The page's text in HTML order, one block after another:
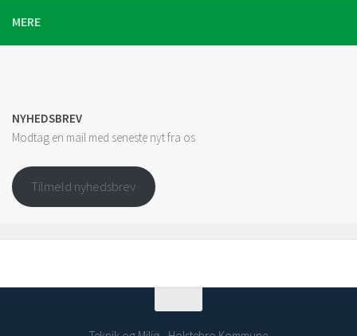
MERE
NYHEDSBREV
Modtag en mail med seneste nyt fra os
Tilmeld nyhedsbrev